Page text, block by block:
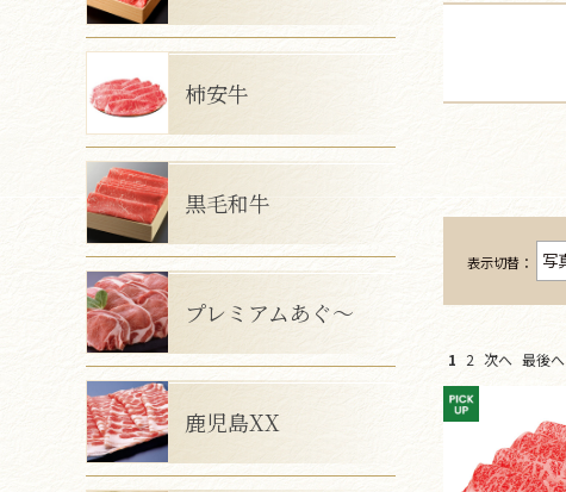
表示切替：
1 2 次へ 最後へ
柿安牛
黒毛和牛
プレミアムあぐ～
鹿児島XX